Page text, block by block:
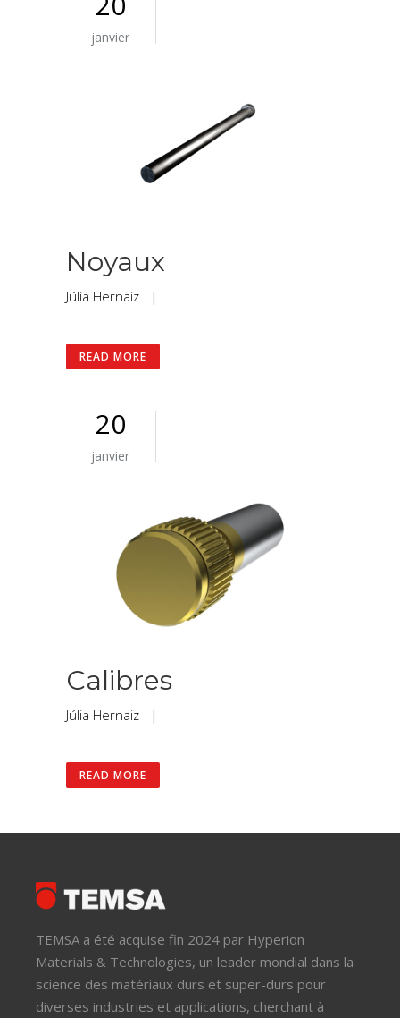
janvier
Noyaux
Júlia Hernaiz |
READ MORE
20
janvier
Calibres
Júlia Hernaiz |
READ MORE
TEMSA a été acquise fin 2024 par Hyperion
Materials & Technologies, un leader mondial dans la
science des matériaux durs et super-durs pour
diverses industries et applications, cherchant à